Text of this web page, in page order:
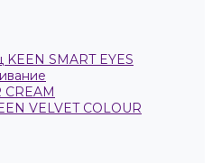
SMART EYES
CREAM
VELVET COLOUR